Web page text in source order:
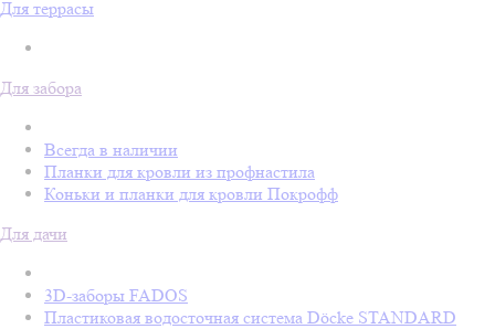
Для террасы
Для забора
Всегда в наличии
Планки для кровли из профнастила
Коньки и планки для кровли Покрофф
Для дачи
3D-заборы FADOS
Пластиковая водосточная система Döcke STANDARD